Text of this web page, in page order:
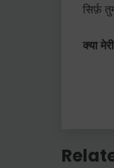
सिर्फ़
क्या